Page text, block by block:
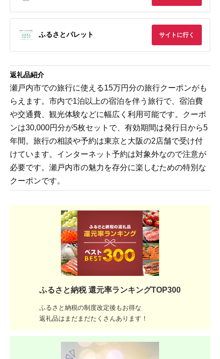
ふるさとパレット サイトに行く
返礼品紹介
瀬戸内市での旅行に使える15万円分の旅行クーポンがも
らえます。市内で1泊以上の宿泊を伴う旅行で、宿泊費
や交通費、観光体験などに幅広く利用可能です。クーポ
ンは30,000円分が5枚セットで、有効期間は発行日から5
年間。旅行の相談や予約は東京と大阪の2店舗で受け付
けています。インターネット予約は対象外なので注意が
必要です。瀬戸内市の魅力を存分に楽しむための特別な
クーポンです。
ふるさと納税 還元率ランキングTOP300
ふるさと納税の制度改定後もお得な
返礼品はまだまだたくさんあります！